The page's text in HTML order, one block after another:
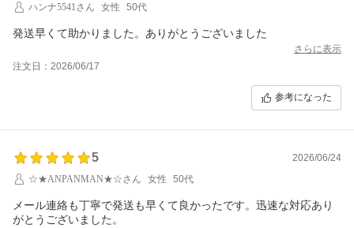
ハンナ5541さん
女性 50代
発送早くて助かりました。ありがとうございました
さらに表示
注文日：2026/06/17
参考になった
5
2026/06/24
☆★ANPANMAN★☆さん
女性 50代
メール連絡も丁寧で発送も早くて良かったです。迅速な対応あり
がとうございました。